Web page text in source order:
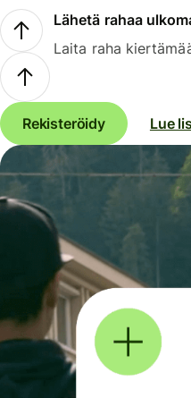
Lähetä rahaa
Laita raha
Rekisteröidy Lue